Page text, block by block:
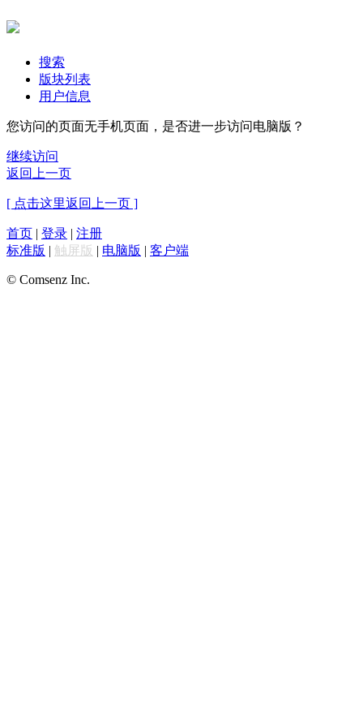
搜索
版块列表
用户信息
您访问的页面无手机页面，是否进一步访问电脑版？
继续访问
返回上一页
[ 点击这里返回上一页 ]
首页 | 登录 | 注册
标准版 | 触屏版 | 电脑版 | 客户端
© Comsenz Inc.